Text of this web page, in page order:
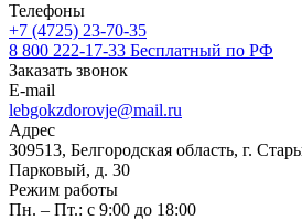
Телефоны
+7 (4725) 23-70-35
8 800 222-17-33 Бесплатный по РФ
Заказать звонок
E-mail
lebgokzdorovje@mail.ru
Адрес
309513, Белгородская область, г.
Парковый, д. 30
Режим работы
Пн. – Пт.: с 9:00 до 18:00